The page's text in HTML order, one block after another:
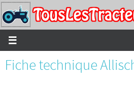
Passer
vers
le
contenu
Fiche technique